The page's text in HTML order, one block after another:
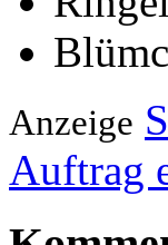
Anzeige
Auftrag